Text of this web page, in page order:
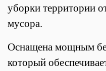
уборки территории
мусора.
Оснащена мощным
который